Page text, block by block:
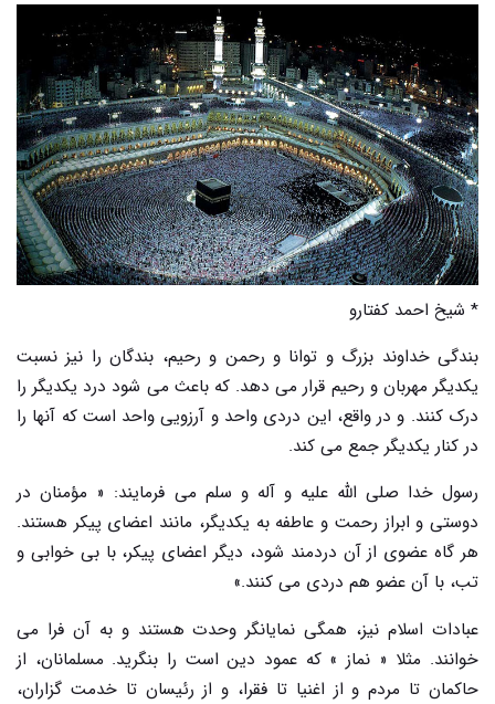
* شیخ احمد کفتارو
بندگی خداوند بزرگ و توانا و رحمن و رحیم، بندگان را نیز نسبت
یکدیگر مهربان و رحیم قرار می دهد. که باعث می شود درد یکدیگر را
درک کنند. و در واقع، این دردی واحد و آرزویی واحد است که آنها را
در کنار یکدیگر جمع می کند.
رسول خدا صلی الله علیه و آله و سلم می فرمایند: « مؤمنان در
دوستی و ابراز رحمت و عاطفه به یکدیگر، مانند اعضای پیکر هستند.
هر گاه عضوی از آن دردمند شود، دیگر اعضای پیکر، با بی خوابی و
تب، با آن عضو هم دردی می کنند.»
عبادات اسلام نیز، همگی نمایانگر وحدت هستند و به آن فرا می
خوانند. مثلا « نماز » که عمود دین است را بنگرید. مسلمانان، از
حاکمان تا مردم و از اغنیا تا فقرا، و از رئیسان تا خدمت گزاران،